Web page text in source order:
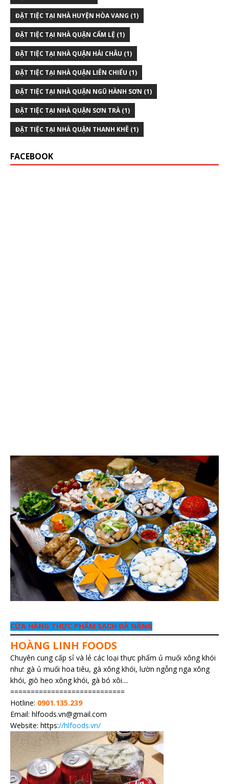
ĐẶT TIỆC TẠI NHÀ HUYỆN HÒA VANG (1)
ĐẶT TIỆC TẠI NHÀ QUẬN CẨM LỆ (1)
ĐẶT TIỆC TẠI NHÀ QUẬN HẢI CHÂU (1)
ĐẶT TIỆC TẠI NHÀ QUẬN LIÊN CHIỂU (1)
ĐẶT TIỆC TẠI NHÀ QUẬN NGŨ HÀNH SƠN (1)
ĐẶT TIỆC TẠI NHÀ QUẬN SƠN TRÀ(1)
ĐẶT TIỆC TẠI NHÀ QUẬN THANH KHÊ (1)
FACEBOOK
CỬA HÀNG THỰC PHẨM SẠCH ĐÀ NẴNG
HOÀNG LINH FOODS
Chuyên cung cấp sỉ và lẻ các loại thực phẩm ủ muối xông khói
như: gà ủ muối hoa tiêu, gà xông khói, lườn ngỗng nga xông
khói, giò heo xông khói, gà bó xôi....
============================
Hotline: 0901.135.239
Email: hlfoods.vn@gmail.com
Website: https://hlfoods.vn/